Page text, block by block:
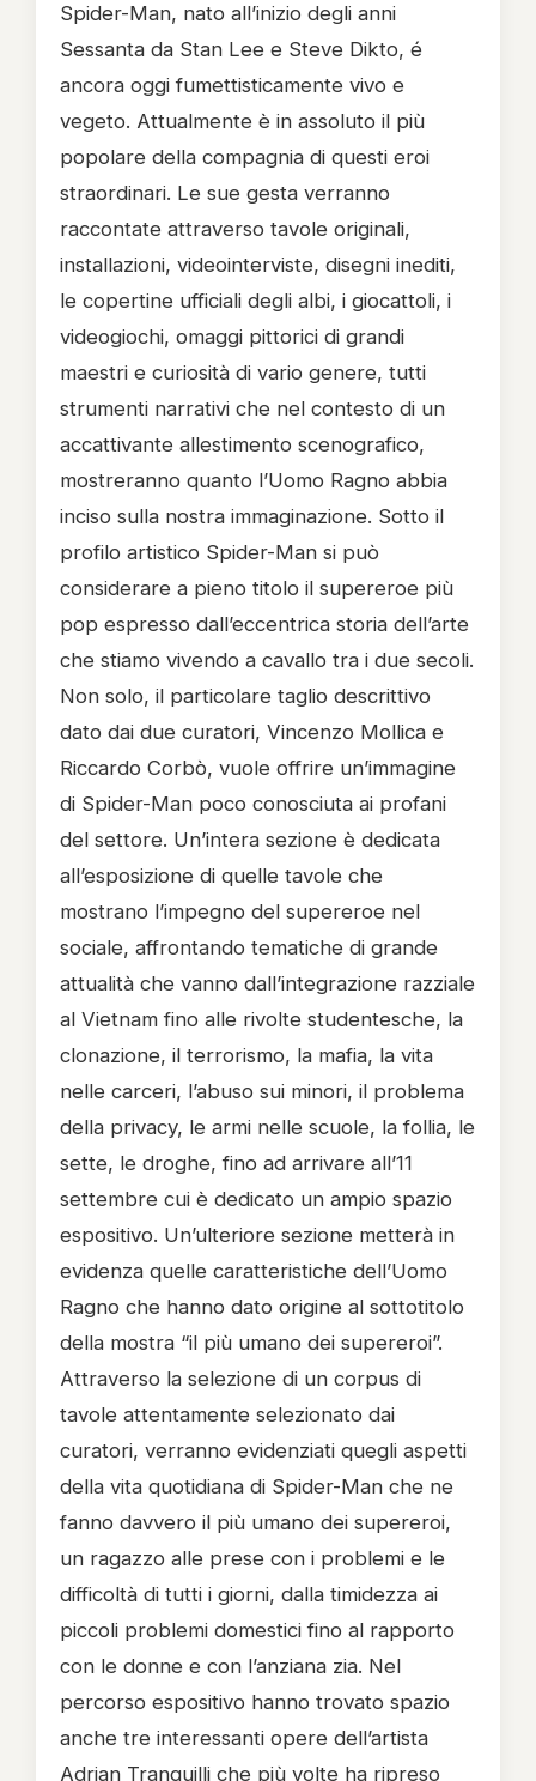
Spider-Man, nato all’inizio degli anni
Sessanta da Stan Lee e Steve Dikto, é
ancora oggi fumettisticamente vivo e
vegeto. Attualmente è in assoluto il più
popolare della compagnia di questi eroi
straordinari. Le sue gesta verranno
raccontate attraverso tavole originali,
installazioni, videointerviste, disegni inediti,
le copertine ufficiali degli albi, i giocattoli, i
videogiochi, omaggi pittorici di grandi
maestri e curiosità di vario genere, tutti
strumenti narrativi che nel contesto di un
accattivante allestimento scenografico,
mostreranno quanto l’Uomo Ragno abbia
inciso sulla nostra immaginazione. Sotto il
profilo artistico Spider-Man si può
considerare a pieno titolo il supereroe più
pop espresso dall’eccentrica storia dell’arte
che stiamo vivendo a cavallo tra i due secoli.
Non solo, il particolare taglio descrittivo
dato dai due curatori, Vincenzo Mollica e
Riccardo Corbò, vuole offrire un’immagine
di Spider-Man poco conosciuta ai profani
del settore. Un’intera sezione è dedicata
all’esposizione di quelle tavole che
mostrano l’impegno del supereroe nel
sociale, affrontando tematiche di grande
attualità che vanno dall’integrazione razziale
al Vietnam fino alle rivolte studentesche, la
clonazione, il terrorismo, la mafia, la vita
nelle carceri, l’abuso sui minori, il problema
della privacy, le armi nelle scuole, la follia, le
sette, le droghe, fino ad arrivare all’11
settembre cui è dedicato un ampio spazio
espositivo. Un’ulteriore sezione metterà in
evidenza quelle caratteristiche dell’Uomo
Ragno che hanno dato origine al sottotitolo
della mostra “il più umano dei supereroi”.
Attraverso la selezione di un corpus di
tavole attentamente selezionato dai
curatori, verranno evidenziati quegli aspetti
della vita quotidiana di Spider-Man che ne
fanno davvero il più umano dei supereroi,
un ragazzo alle prese con i problemi e le
difficoltà di tutti i giorni, dalla timidezza ai
piccoli problemi domestici fino al rapporto
con le donne e con l’anziana zia. Nel
percorso espositivo hanno trovato spazio
anche tre interessanti opere dell’artista
Adrian Tranquilli che più volte ha ripreso